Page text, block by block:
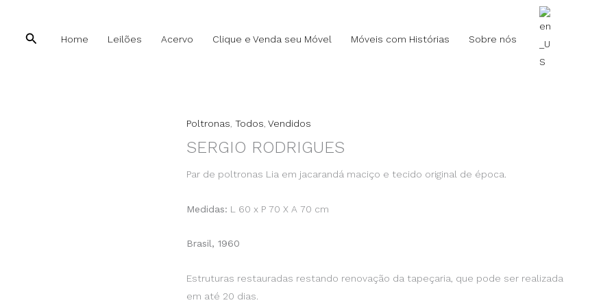
Pesquisar
Home Leilões Acervo Clique e Venda seu Móvel Móveis com Histórias Sobre nós
Poltronas Todos Vendidos
SERGIO RODRIGUES
Par de poltronas Lia em jacarandá maciço e tecido original de época.
Medidas: L 60 x P 70 X A 70 cm
Brasil, 1960
Estruturas restauradas restando renovação da tapeçaria, que pode ser realizada
em até 20 dias.